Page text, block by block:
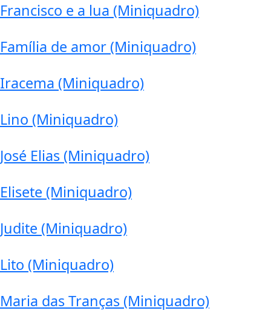
Francisco e a lua (Miniquadro)
Família de amor (Miniquadro)
Iracema (Miniquadro)
Lino (Miniquadro)
José Elias (Miniquadro)
Elisete (Miniquadro)
Judite (Miniquadro)
Lito (Miniquadro)
Maria das Tranças (Miniquadro)